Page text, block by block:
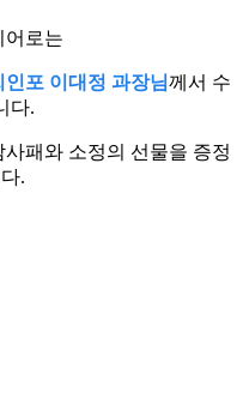
어로는
인포 이대정 과장님께서 수
다.
패와 소정의 선물을 증정
.